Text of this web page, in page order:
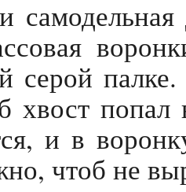
серой
хвост
и в
чтоб не